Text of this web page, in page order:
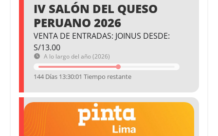
IV SALÓN DEL QUESO
PERUANO 2026
VENTA DE ENTRADAS: JOINUS DESDE:
S/13.00
A lo largo del año (2026)
144 Días 13:30:01 Tiempo restante